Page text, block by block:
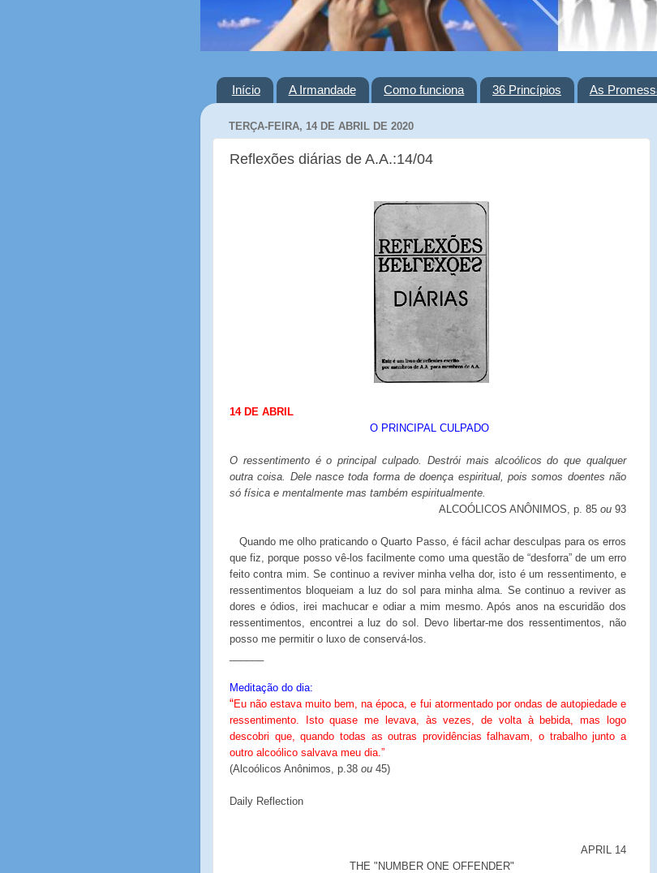
Início A Irmandade Como funciona 36 Princípios As
TERÇA-FEIRA, 14 DE ABRIL DE 2020
Reflexões diárias de A.A.:14/04
14 DE ABRIL
O PRINCIPAL CULPADO
O ressentimento é o principal culpado. Destrói mais alcoólicos do que qualquer
outra coisa. Dele nasce toda forma de doença espiritual, pois somos doentes não
só física e mentalmente mas também espiritualmente.
ALCOÓLICOS ANÔNIMOS, p. 85 ou93
Quando me olho praticando o Quarto Passo, é fácil achar desculpas para os erros
que fiz, porque posso vê-los facilmente como uma questão de “desforra” de um erro
feito contra mim. Se continuo a reviver minha velha dor, isto é um ressentimento, e
ressentimentos bloqueiam a luz do sol para minha alma. Se continuo a reviver as
dores e ódios, irei machucar e odiar a mim mesmo. Após anos na escuridão dos
ressentimentos, encontrei a luz do sol. Devo libertar-me dos ressentimentos, não
posso me permitir o luxo de conservá-los.
Meditação do dia:
“Eu não estava muito bem, na época, e fui atormentado por ondas de autopiedade e
ressentimento. Isto quase me levava, às vezes, de volta à bebida, mas logo
descobri que, quando todas as outras providências falhavam, o trabalho junto a
outro alcoólico salvava meu dia.”
(Alcoólicos Anônimos, p.38 ou 45)
Daily Reflection
APRIL 14
THE "NUMBER ONE OFFENDER"